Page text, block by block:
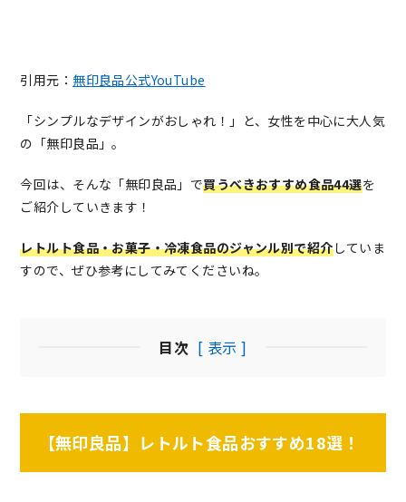
引用元： 無印良品公式YouTube
「シンプルなデザインがおしゃれ！」と、女性を中心に大人気
の「無印良品」。
今回は、そんな「無印良品」で買うべきおすすめ食品44選を
ご紹介していきます！
レトルト食品・お菓子・冷凍食品のジャンル別で紹介していま
すので、ぜひ参考にしてみてくださいね。
目次 [ 表示 ]
【無印良品】レトルト食品おすすめ18選！